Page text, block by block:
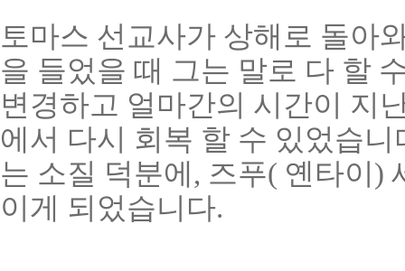
토마스 선교사가 상해로 돌아
을 들었을 때 그는 말로 다 할
변경하고 얼마간의 시간이 지
에서 다시 회복 할 수 있었습
는 소질 덕분에, 즈푸( 옌타이)
이게 되었습니다.